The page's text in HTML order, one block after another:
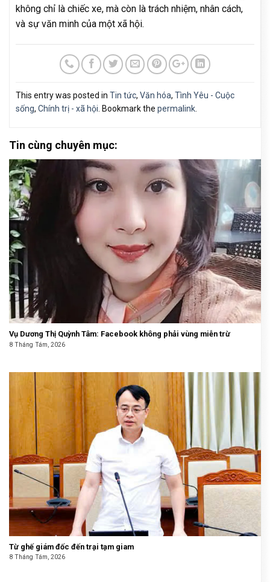
không chỉ là chiếc xe, mà còn là trách nhiệm, nhân cách,
và sự văn minh của một xã hội.
This entry was posted in Tin tức, Văn hóa, Tình Yêu - Cuộc
sống, Chính trị - xã hội . Bookmark the permalink
Tin cùng chuyên mục:
Vụ Dương Thị Quỳnh Tâm: Facebook không phải vùng miễn trừ
8 Tháng Tám, 2026
Từ ghế giám đốc đến trại tạm giam
8 Tháng Tám, 2026